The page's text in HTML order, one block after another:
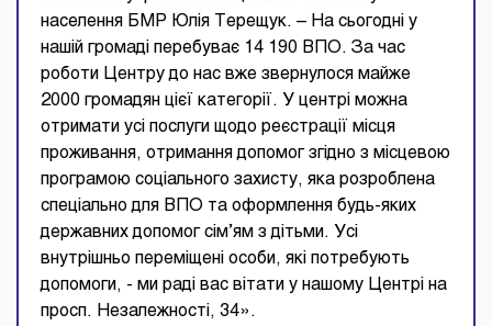
населення БМР Юлія Терещук. – На сьогодні у
нашій громаді перебуває 14 190 ВПО. За час
роботи Центру до нас вже звернулося майже
2000 громадян цієї категорії. У центрі можна
отримати усі послуги щодо реєстрації місця
проживання, отримання допомог згідно з місцевою
програмою соціального захисту, яка розроблена
спеціально для ВПО та оформлення будь-яких
державних допомог сім’ям з дітьми. Усі
внутрішньо переміщені особи, які потребують
допомоги, - ми раді вас вітати у нашому Центрі на
просп. Незалежності, 34».